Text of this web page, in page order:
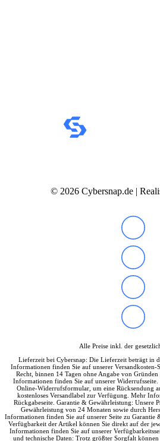
© 2026Cybersnap.de |
Alle Preise inkl. der
Lieferzeit bei Cybersnap: Die Lieferzeit beträgt in
Informationen finden Sie auf unserer Versandkosten-
Recht, binnen 14 Tagen ohne Angabe von
Informationen finden Sie auf unserer Widerrufsseite.
Online-Widerrufsformular, um eine Rücksendung
kostenloses Versandlabel zur Verfügung. Mehr
Rückgabeseite. Garantie & Gewährleistung: Unsere
Gewährleistung von 24 Monaten sowie durch
Informationen finden Sie auf unserer Seite zu
Verfügbarkeit der Artikel können Sie direkt auf der
Informationen finden Sie auf unserer
und technische Daten: Trotz größter Sorgfalt